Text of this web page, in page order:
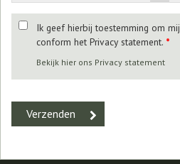
Ik geef hierbij toestemming om
conform het Privacy statement. *
Bekijk hier ons Privacy statement